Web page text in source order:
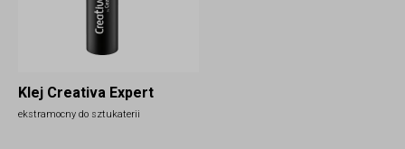
Klej Creativa Expert
ekstramocny do sztukaterii